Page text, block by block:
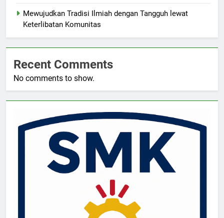
Mewujudkan Tradisi Ilmiah dengan Tangguh lewat
Keterlibatan Komunitas
Recent Comments
No comments to show.